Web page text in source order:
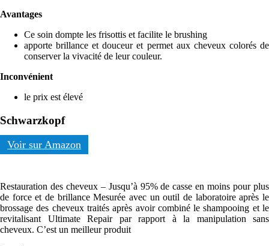
Avantages
Ce soin dompte les frisottis et facilite le brushing
apporte brillance et douceur et permet aux cheveux colorés de
conserver la vivacité de leur couleur.
Inconvénient
le prix est élevé
Schwarzkopf
Voir sur Amazon
Restauration des cheveux – Jusqu’à 95% de casse en moins pour plus
de force et de brillance Mesurée avec un outil de laboratoire après le
brossage des cheveux traités après avoir combiné le shampooing et le
revitalisant Ultimate Repair par rapport à la manipulation sans
cheveux. C’est un meilleur produit